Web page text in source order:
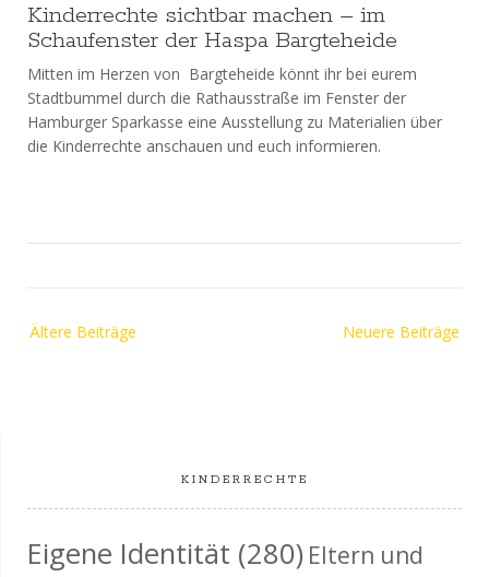
Kinderrechte sichtbar machen – im
Schaufenster der Haspa Bargteheide
Mitten im Herzen von Bargteheide könnt ihr bei eurem
Stadtbummel durch die Rathausstraße im Fenster der
Hamburger Sparkasse eine Ausstellung zu Materialien über
die Kinderrechte anschauen und euch informieren.
Beitragsnavigation
Ältere Beiträge Neuere Beiträge
KINDERRECHTE
Eigene Identität (280) Eltern und